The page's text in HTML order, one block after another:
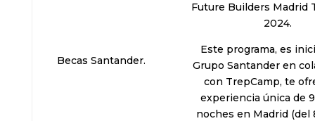
Becas Santander.
Future Builders Madrid
2024.
Este programa, es
Grupo Santander en
con TrepCamp, te
experiencia única de
noches en Madrid (del